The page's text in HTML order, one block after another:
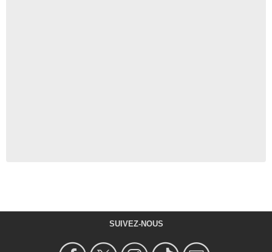
SUIVEZ-NOUS